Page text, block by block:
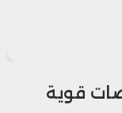
قوية